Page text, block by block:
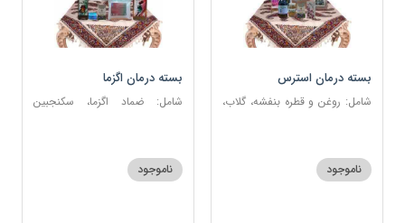
بسته درمان استرس
شامل: روغن و قطره بنفشه، گلاب،
گل، بهارنارنج، چای مبارک
ناموجود
بسته درمان اگزما
شامل: ضماد اگزما، سکنجبین
کپسول مفتاح 110
ناموجود